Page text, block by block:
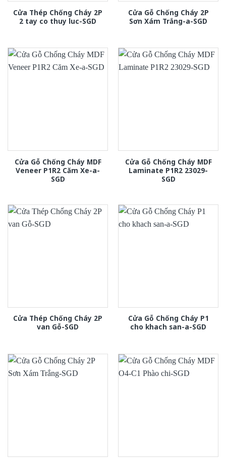
Cửa Thép Chống Cháy 2P
2 tay co thuy luc-SGD
Cửa Gỗ Chống Cháy 2P
Sơn Xám Trắng-a-SGD
Cửa Gỗ Chống Cháy MDF
Veneer P1R2 Căm Xe-a-
SGD
Cửa Gỗ Chống Cháy MDF
Laminate P1R2 23029-
SGD
Cửa Thép Chống Cháy 2P
van Gỗ-SGD
Cửa Gỗ Chống Cháy P1
cho khach san-a-SGD